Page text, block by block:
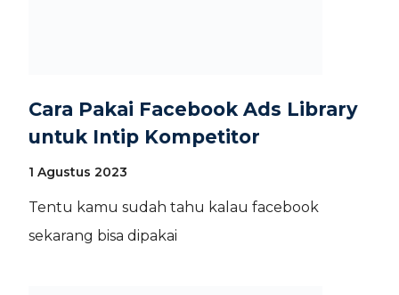
Cara Pakai Facebook Ads Library
untuk Intip Kompetitor
1 Agustus 2023
Tentu kamu sudah tahu kalau facebook
sekarang bisa dipakai